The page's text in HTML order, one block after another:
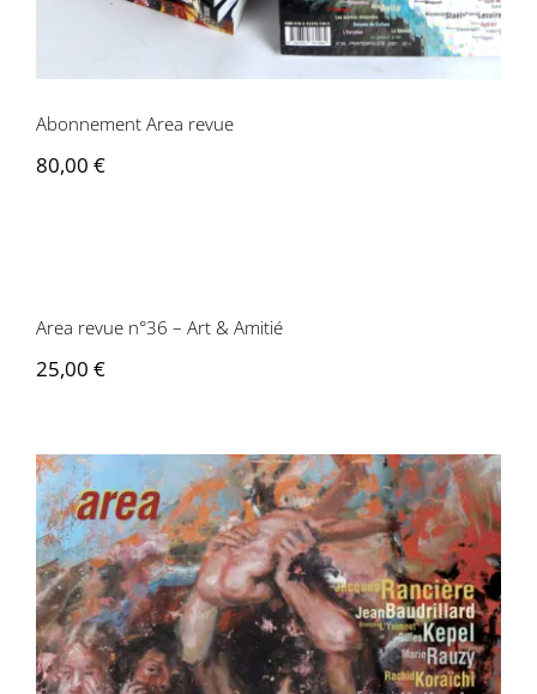
Abonnement Area revue
80,00 €
Area revue n°36 – Art & Amitié
25,00 €